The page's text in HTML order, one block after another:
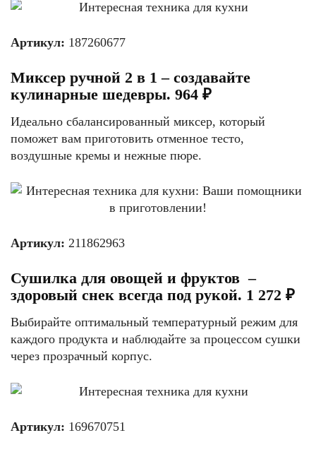
Артикул: 187260677
Миксер ручной 2 в 1 – создавайте
кулинарные шедевры. 964 ₽
Идеально сбалансированный миксер, который
поможет вам приготовить отменное тесто,
воздушные кремы и нежные пюре.
Артикул: 211862963
Сушилка для овощей и фруктов –
здоровый снек всегда под рукой. 1 272 ₽
Выбирайте оптимальный температурный режим для
каждого продукта и наблюдайте за процессом сушки
через прозрачный корпус.
Артикул: 169670751